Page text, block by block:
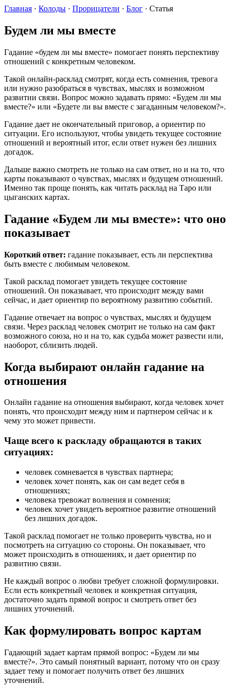
Главная · Колоды · Прорицатели · Блог · Статья
Будем ли мы вместе
Гадание «будем ли мы вместе» помогает понять перспективу
отношений с конкретным человеком.
Такой онлайн-расклад смотрят, когда есть сомнения, тревога
или нужно разобраться в чувствах, мыслях и возможном
развитии связи. Вопрос можно задавать прямо: «Будем ли мы
вместе?» или «Будете ли вы вместе с загаданным человеком?».
Гадание дает не окончательный приговор, а ориентир по
ситуации. Его используют, чтобы увидеть текущее состояние
отношений и вероятный итог, если ответ нужен без лишних
догадок.
Дальше важно смотреть не только на сам ответ, но и на то, что
карты показывают о чувствах, мыслях и будущем отношений.
Именно так проще понять, как читать расклад на Таро или
цыганских картах.
Гадание «Будем ли мы вместе»: что оно
показывает
Короткий ответ: гадание показывает, есть ли перспектива
быть вместе с любимым человеком.
Такой расклад помогает увидеть текущее состояние
отношений. Он показывает, что происходит между вами
сейчас, и дает ориентир по вероятному развитию событий.
Гадание отвечает на вопрос о чувствах, мыслях и будущем
связи. Через расклад человек смотрит не только на сам факт
возможного союза, но и на то, как судьба может развести или,
наоборот, сблизить людей.
Когда выбирают онлайн гадание на
отношения
Онлайн гадание на отношения выбирают, когда человек хочет
понять, что происходит между ним и партнером сейчас и к
чему это может привести.
Чаще всего к раскладу обращаются в таких
ситуациях:
человек сомневается в чувствах партнера;
человек хочет понять, как он сам ведет себя в
отношениях;
человека тревожат волнения и сомнения;
человек хочет увидеть вероятное развитие отношений
без лишних догадок.
Такой расклад помогает не только проверить чувства, но и
посмотреть на ситуацию со стороны. Он показывает, что
может происходить в отношениях, и дает ориентир по
развитию связи.
Не каждый вопрос о любви требует сложной формулировки.
Если есть конкретный человек и конкретная ситуация,
достаточно задать прямой вопрос и смотреть ответ без
лишних уточнений.
Как формулировать вопрос картам
Гадающий задает картам прямой вопрос: «Будем ли мы
вместе?». Это самый понятный вариант, потому что он сразу
задает тему и помогает получить ответ без лишних
уточнений.